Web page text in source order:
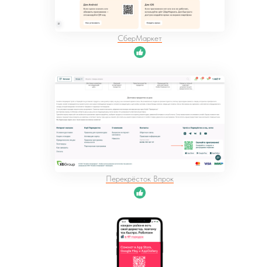
СберМаркет
Перекрёсток Впрок